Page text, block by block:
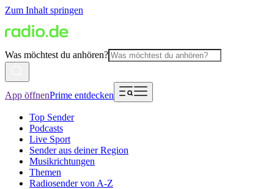
Zum Inhalt springen
Was möchtest du anhören?
App öffnenPrime entdecken
Top Sender
Podcasts
Live Sport
Sender aus deiner Region
Musikrichtungen
Themen
Radiosender von A-Z